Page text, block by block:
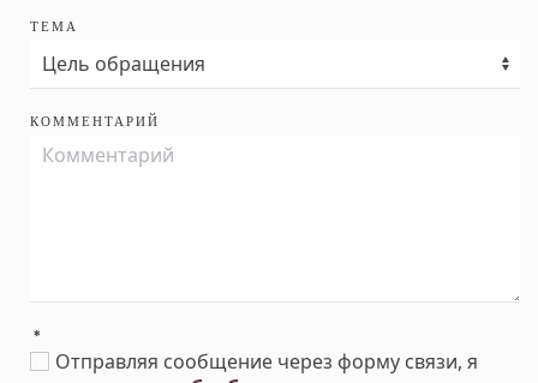
ТЕМА
КОММЕНТАРИЙ
*
Отправляя сообщение через форму связи, я